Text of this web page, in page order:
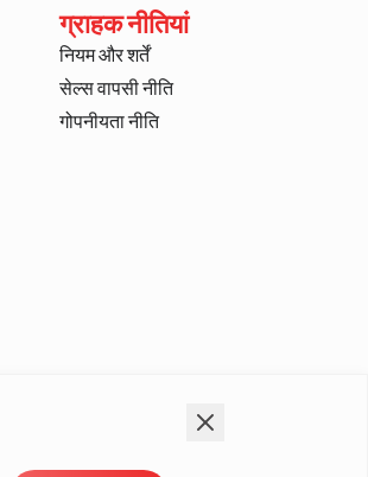
ग्राहक नीतियां
नियम और शर्तें
सेल्स वापसी नीति
गोपनीयता नीति